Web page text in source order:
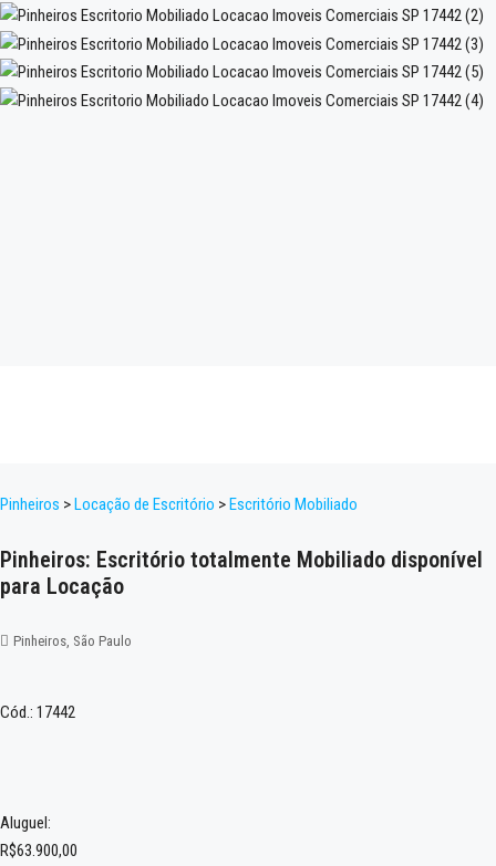
Pinheiros >Locação de Escritório >Escritório Mobiliado
Pinheiros: Escritório totalmente Mobiliado disponível
para Locação
Pinheiros, São Paulo
Cód.: 17442
Aluguel:
R$63.900,00